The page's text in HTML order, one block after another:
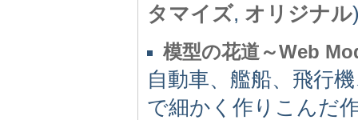
タマイズ, オリジナル
模型の花道～Web
自動車、艦船、飛行
で細かく作りこんだ